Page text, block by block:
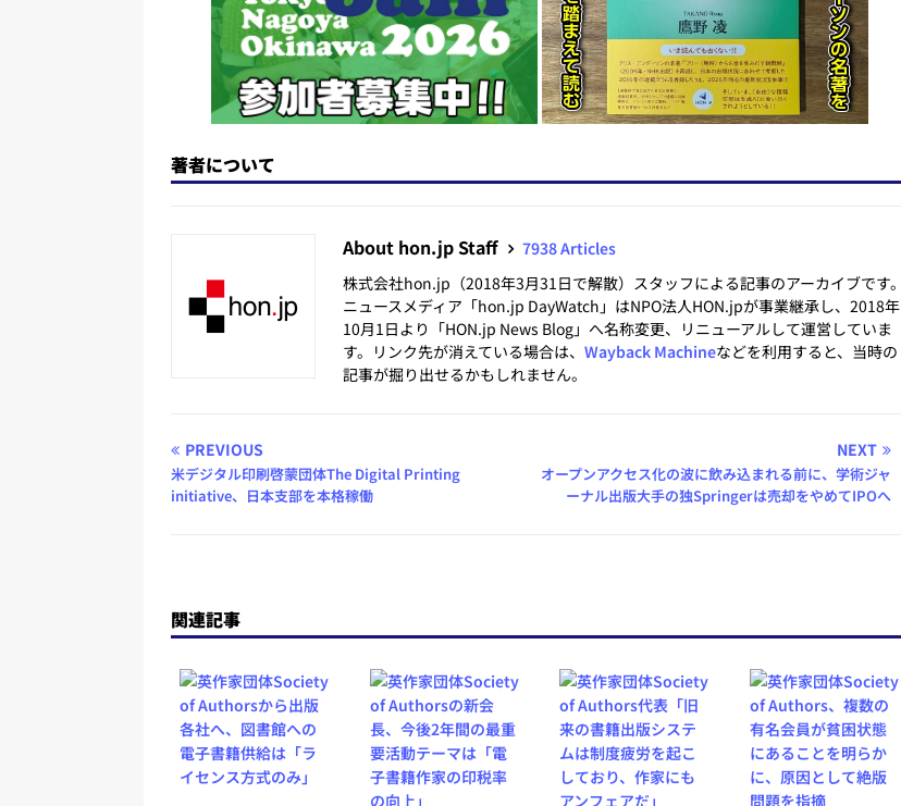
著者について
About hon.jp Staff
7938 Articles
株式会社hon.jp（2018年3月31日で解散）スタッフによる記事のアーカイブです。
ニュースメディア「hon.jp DayWatch」はNPO法人HON.jpが事業継承し、2018年
10月1日より「HON.jp News Blog」へ名称変更、リニューアルして運営していま
す。リンク先が消えている場合は、 Wayback Machineなどを利用すると、当時の
記事が掘り出せるかもしれません。
PREVIOUS
米デジタル印刷啓蒙団体The Digital Printing
initiative、日本支部を本格稼働
NEXT
オープンアクセス化の波に飲み込まれる前に、学術ジャ
ーナル出版大手の独Springerは売却をやめてIPOへ
関連記事